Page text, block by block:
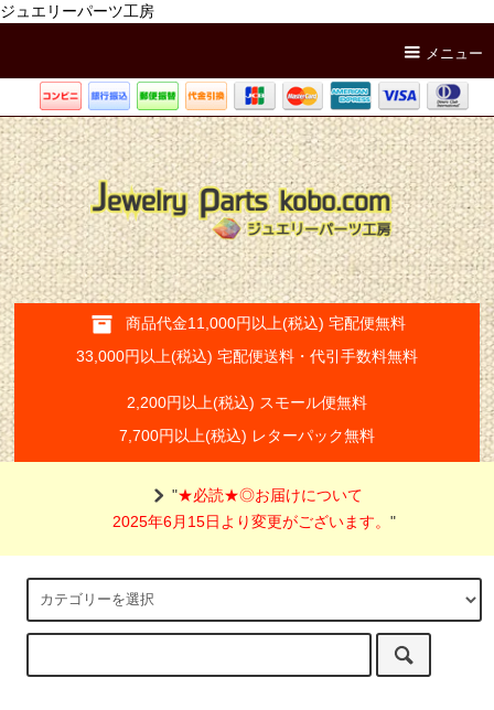
ジュエリーパーツ工房
メニュー
商品代金11,000円以上(税込) 宅配便無料
33,000円以上(税込) 宅配便送料・代引手数料無料
2,200円以上(税込) スモール便無料
7,700円以上(税込) レターパック無料
"★必読★◎お届けについて
2025年6月15日より変更がございます。"